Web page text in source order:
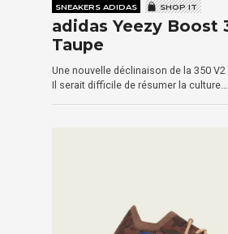
SNEAKERS ADIDAS SHOP IT
adidas Yeezy Boost
Taupe
Une nouvelle déclinaison de la 350
Il serait difficile de résumer la culture…